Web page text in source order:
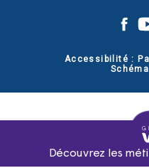
Accessibilité :
Découvrez les